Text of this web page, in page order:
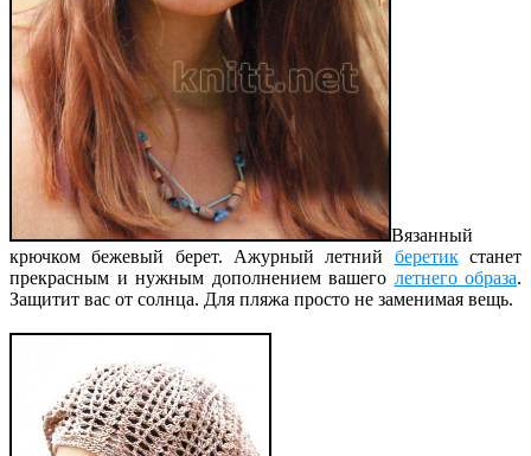
Вязанный
крючком бежевый берет. Ажурный летний беретикстанет
прекрасным и нужным дополнением вашего летнего образа.
Защитит вас от солнца. Для пляжа просто не заменимая вещь.